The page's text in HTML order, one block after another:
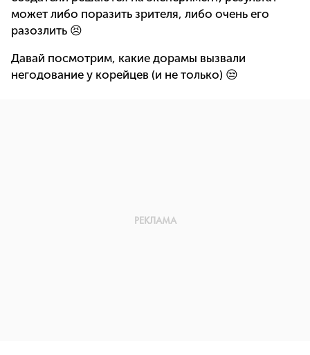
может либо поразить зрителя, либо очень его
разозлить 😣
Давай посмотрим, какие дорамы вызвали
негодование у корейцев (и не только) 😒